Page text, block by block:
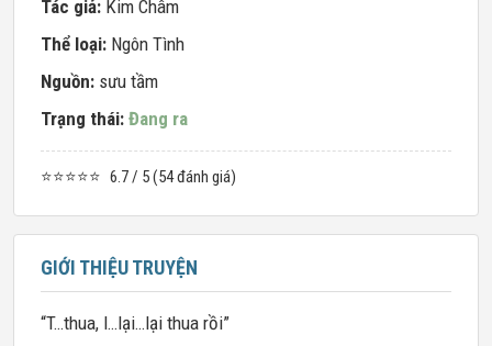
Tác giả: Kim Châm
Thể loại: Ngôn Tình
Nguồn: sưu tầm
Trạng thái: Đang ra
⭐⭐⭐⭐⭐ 6.7 / 5 (54 đánh giá)
GIỚI THIỆU TRUYỆN
“T…thua, l…lại…lại thua rồi”